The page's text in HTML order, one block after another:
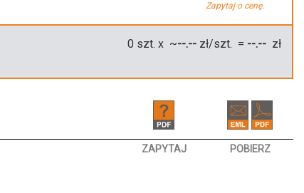
Zapytaj o cenę.
0 szt. x ~--.-- zł/szt. = --.-- zł
ZAPYTAJ POBIERZ